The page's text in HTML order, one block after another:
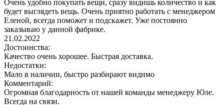
Очень удобно покупать вещи, сразу видишь количество и как
будет выглядеть вещь. Очень приятно работать с менеджером
Еленой, всегда поможет и подскажет. Уже постоянно
заказываю у данной фабрике.
21.02.2022
Достоинства:
Качество очень хорошее. Быстрая доставка.
Недостатки:
Мало в наличии, быстро разбирают видимо
Комментарий:
Огромная благодарность от нашей команды менеджеру Юле.
Всегда на связи.